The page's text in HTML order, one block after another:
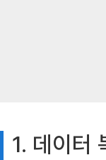
1. 데이터